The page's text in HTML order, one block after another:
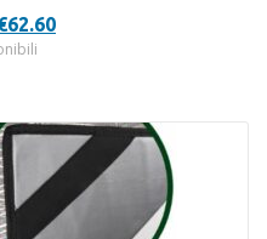
62.60Il